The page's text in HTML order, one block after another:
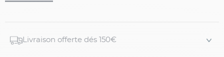
Livraison offerte dés 150€